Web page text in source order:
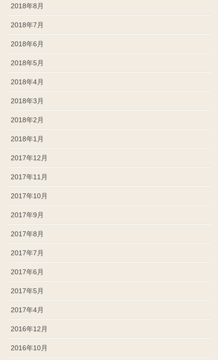
2018年8月
2018年7月
2018年6月
2018年5月
2018年4月
2018年3月
2018年2月
2018年1月
2017年12月
2017年11月
2017年10月
2017年9月
2017年8月
2017年7月
2017年6月
2017年5月
2017年4月
2016年12月
2016年10月